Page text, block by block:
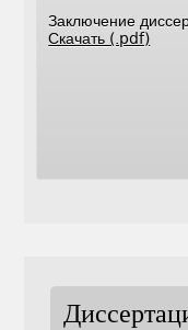
Заключение
Скачать (.pdf)